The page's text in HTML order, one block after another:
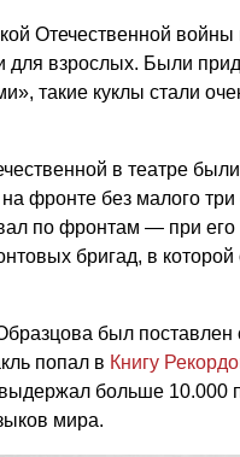
Отечественной
для взрослых. Были
такие куклы стали
в театре
фронте без малого
по фронтам — при
бригад, в которой
был
попал в Книгу
больше 10.000
мира.